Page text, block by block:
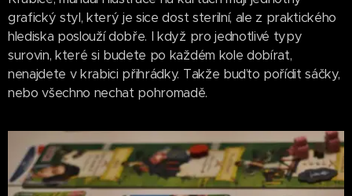
grafický styl, který je sice dost sterilní, ale z praktického
hlediska poslouží dobře. I když pro jednotlivé typy
surovin, které si budete po každém kole dobírat,
nenajdete v krabici přihrádky. Takže buďto pořídit sáčky,
nebo všechno nechat pohromadě.